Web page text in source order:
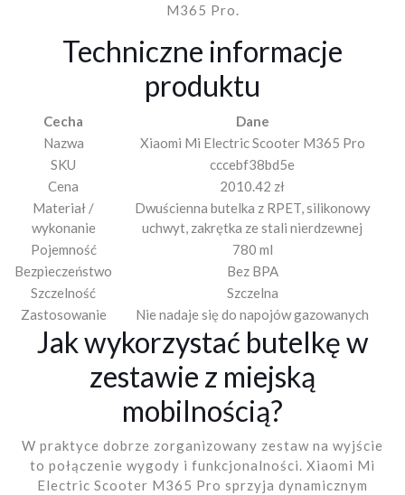
M365 Pro.
Techniczne informacje
produktu
Cecha
Dane
Nazwa
Xiaomi Mi Electric Scooter M365 Pro
SKU
cccebf38bd5e
Cena
2010.42 zł
Materiał /
wykonanie
Dwuścienna butelka z RPET, silikonowy
uchwyt, zakrętka ze stali nierdzewnej
Pojemność
780 ml
Bezpieczeństwo
Bez BPA
Szczelność
Szczelna
Zastosowanie
Nie nadaje się do napojów gazowanych
Jak wykorzystać butelkę w
zestawie z miejską
mobilnością?
W praktyce dobrze zorganizowany zestaw na wyjście
to połączenie wygody i funkcjonalności. Xiaomi Mi
Electric Scooter M365 Pro sprzyja dynamicznym